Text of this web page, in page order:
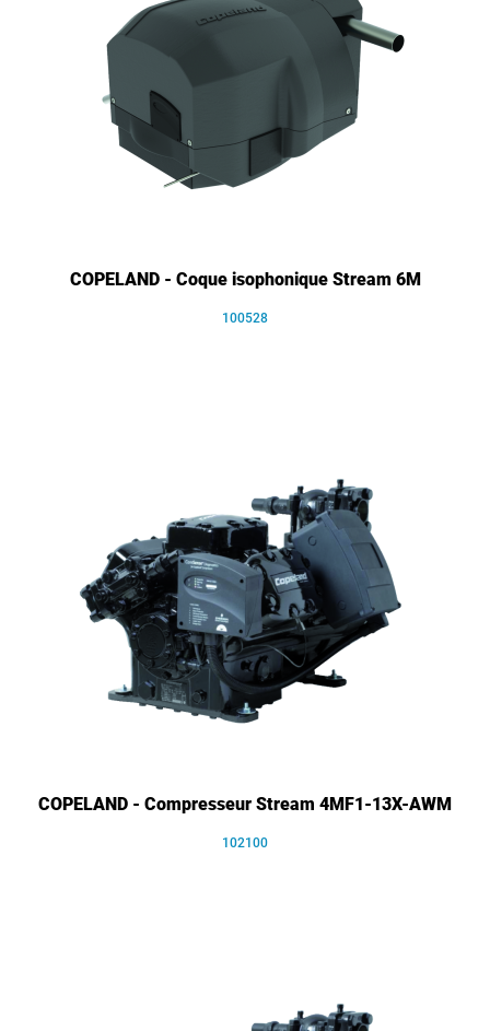
COPELAND - Coque isophonique Stream 6M
100528
COPELAND - Compresseur Stream 4MF1-13X-AWM
102100